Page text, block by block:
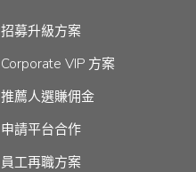
招募升級方案
Corporate VIP 方案
推薦人選賺佣金
申請平台合作
員工再職方案